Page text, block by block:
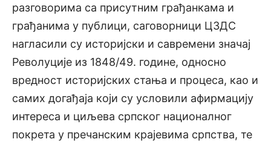
разговорима са присутним грађанкама и
грађанима у публици, саговорници ЦЗДС
нагласили су историјски и савремени значај
Револуције из 1848/49. године, односно
вредност историјских стања и процеса, као и
самих догађаја који су условили афирмацију
интереса и циљева српског националног
покрета у пречанским крајевима српства, те